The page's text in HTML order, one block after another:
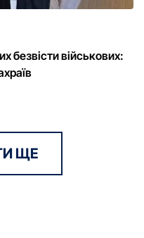
безвісти військових:
ЩЕ